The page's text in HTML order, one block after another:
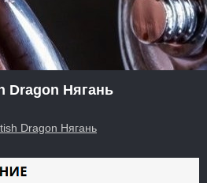
Dragon Нягань
Dragon Нягань